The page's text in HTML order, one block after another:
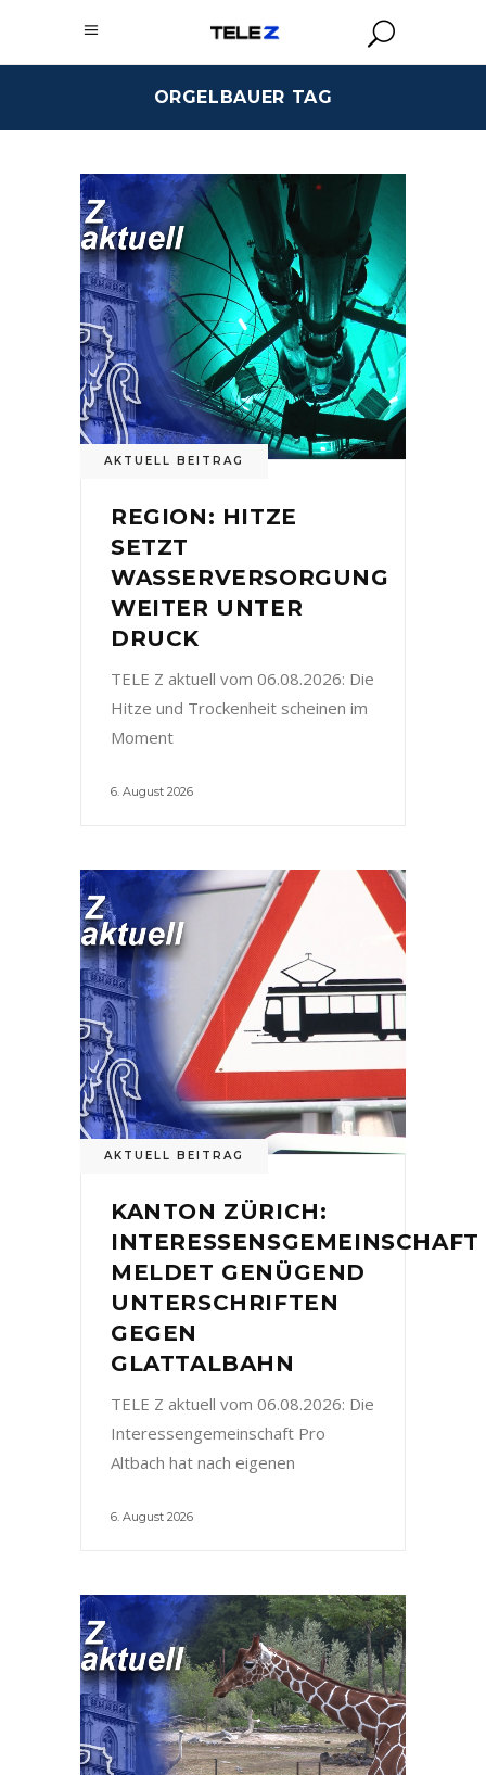
ORGELBAUER TAG
AKTUELL BEITRAG
REGION: HITZE
SETZT
WASSERVERSORGUNG
WEITER UNTER
DRUCK
TELE Z aktuell vom 06.08.2026: Die
Hitze und Trockenheit scheinen im
Moment
6. August 2026
AKTUELL BEITRAG
KANTON ZÜRICH:
INTERESSENSGEMEINSCHAFT
MELDET GENÜGEND
UNTERSCHRIFTEN
GEGEN
GLATTALBAHN
TELE Z aktuell vom 06.08.2026: Die
Interessengemeinschaft Pro
Altbach hat nach eigenen
6. August 2026